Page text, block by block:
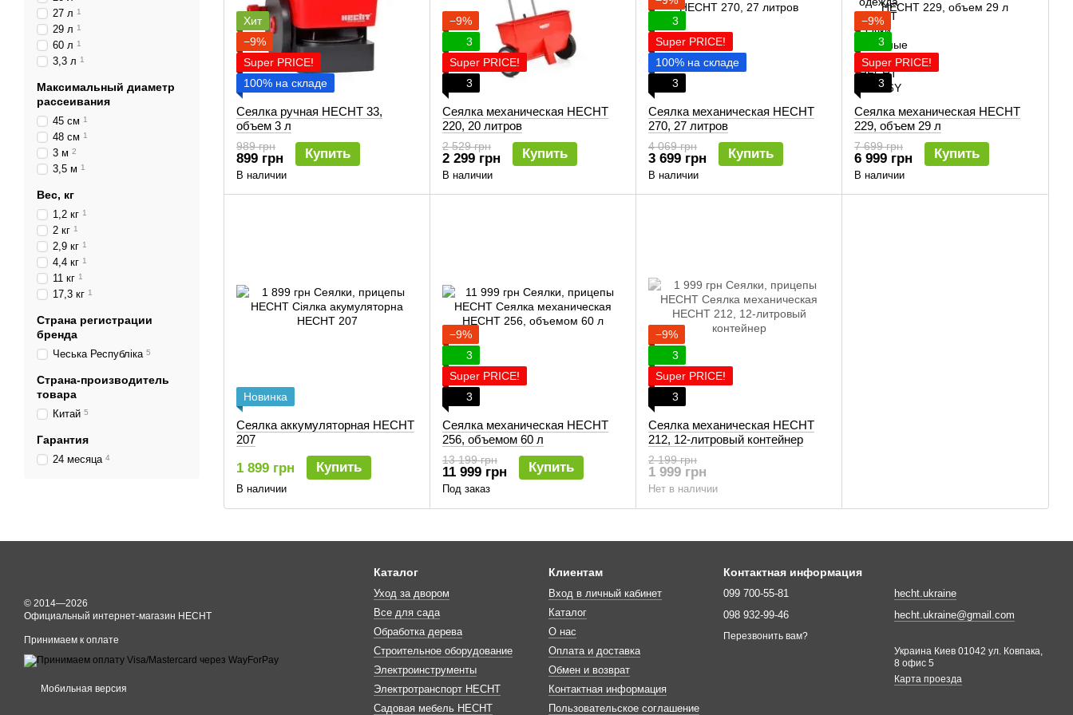
Хит
−9%
Super PRICE!
100% на складе
Сеялка ручная HECHT 33,
объем 3 л
989 грн
899 грн Купить
В наличии
−9%
3
Super PRICE!
3
Сеялка механическая HECHT
220, 20 литров
2 529 грн
2 299 грн Купить
В наличии
3
Super PRICE!
100% на складе
3
Сеялка механическая HECHT
270, 27 литров
4 069 грн
3 699 грн Купить
В наличии
−9%
3
Super PRICE!
3
Сеялка механическая HECHT
229, объем 29 л
7 699 грн
6 999 грн Купить
В наличии
Новинка
Сеялка аккумуляторная HECHT
207
1 899 грн Купить
В наличии
−9%
3
Super PRICE!
3
Сеялка механическая HECHT
256, объемом 60 л
13 199 грн
11 999 грн Купить
Под заказ
−9%
3
Super PRICE!
3
Сеялка механическая HECHT
212, 12-литровый контейнер
2 199 грн
1 999 грн
Нет в наличии
27 л 1
29 л 1
60 л 1
3,3 л 1
Максимальный диаметр
рассеивания
45 см 1
48 см 1
3 м 2
3,5 м 1
Вес, кг
1,2 кг 1
2 кг 1
2,9 кг 1
4,4 кг 1
11 кг 1
17,3 кг 1
Страна регистрации
бренда
Чеська Республіка 5
Страна-производитель
товара
Китай 5
Гарантия
24 месяца 4
© 2014—2026
Официальный интернет-магазин HECHT
Принимаем к оплате
Мобильная версия
Каталог
Уход за двором
Все для сада
Обработка дерева
Строительное оборудование
Электроинструменты
Электротранспорт HECHT
Садовая мебель HECHT
Клиентам
Вход в личный кабинет
Каталог
О нас
Оплата и доставка
Обмен и возврат
Контактная информация
Пользовательское соглашение
Контактная информация
099 700-55-81
098 932-99-46
Перезвонить вам?
hecht.ukraine
hecht.ukraine@gmail.com
Украина Киев 01042 ул. Ковпака,
8 офис 5
Карта проезда